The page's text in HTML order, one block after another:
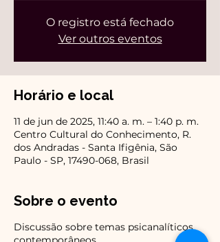
O registro está fechado
Ver outros eventos
Horário e local
11 de jun de 2025, 11:40 a. m. – 1:40 p. m.
Centro Cultural do Conhecimento, R.
dos Andradas - Santa Ifigênia, São
Paulo - SP, 17490-068, Brasil
Sobre o evento
Discussão sobre temas psicanalíticos